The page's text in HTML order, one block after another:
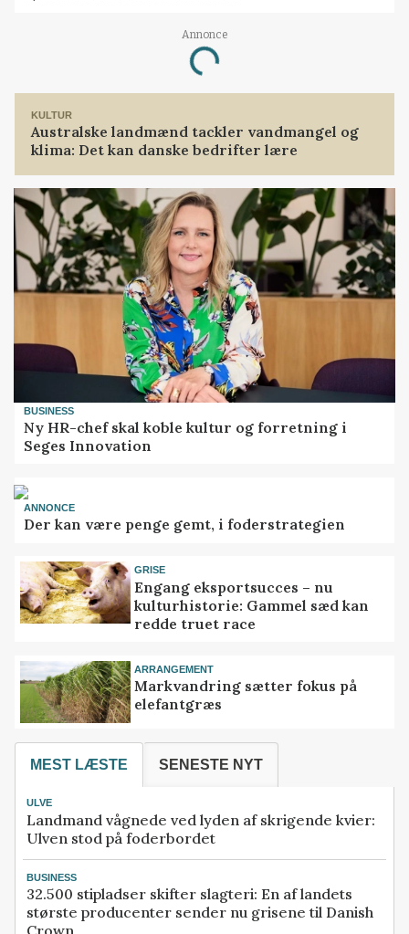
Annonce
Loading...
KULTUR
Australske landmænd tackler vandmangel og
klima: Det kan danske bedrifter lære
BUSINESS
Ny HR-chef skal koble kultur og forretning i
Seges Innovation
ANNONCE
Der kan være penge gemt, i foderstrategien
GRISE
Engang eksportsucces – nu
kulturhistorie: Gammel sæd kan
redde truet race
ARRANGEMENT
Markvandring sætter fokus på
elefantgræs
MEST LÆSTE SENESTE NYT
ULVE
Landmand vågnede ved lyden af skrigende kvier:
Ulven stod på foderbordet
BUSINESS
32.500 stipladser skifter slagteri: En af landets
største producenter sender nu grisene til Danish